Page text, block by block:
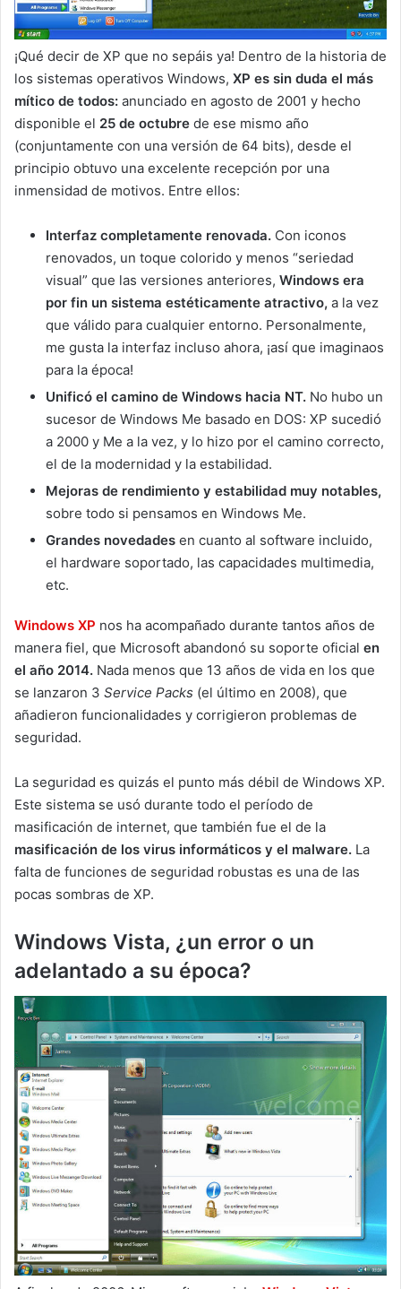
¡Qué decir de XP que no sepáis ya! Dentro de la historia de
los sistemas operativos Windows, XP es sin duda el más
mítico de todos: anunciado en agosto de 2001 y hecho
disponible el 25 de octubre de ese mismo año
(conjuntamente con una versión de 64 bits), desde el
principio obtuvo una excelente recepción por una
inmensidad de motivos. Entre ellos:
Interfaz completamente renovada. Con iconos
renovados, un toque colorido y menos “seriedad
visual” que las versiones anteriores, Windows era
por fin un sistema estéticamente atractivo, a la vez
que válido para cualquier entorno. Personalmente,
me gusta la interfaz incluso ahora, ¡así que imaginaos
para la época!
Unificó el camino de Windows hacia NT. No hubo un
sucesor de Windows Me basado en DOS: XP sucedió
a 2000 y Me a la vez, y lo hizo por el camino correcto,
el de la modernidad y la estabilidad.
Mejoras de rendimiento y estabilidad muy notables,
sobre todo si pensamos en Windows Me.
Grandes novedades en cuanto al software incluido,
el hardware soportado, las capacidades multimedia,
etc.
Windows XP nos ha acompañado durante tantos años de
manera fiel, que Microsoft abandonó su soporte oficial en
el año 2014. Nada menos que 13 años de vida en los que
se lanzaron 3 Service Packs (el último en 2008), que
añadieron funcionalidades y corrigieron problemas de
seguridad.
La seguridad es quizás el punto más débil de Windows XP.
Este sistema se usó durante todo el período de
masificación de internet, que también fue el de la
masificación de los virus informáticos y el malware. La
falta de funciones de seguridad robustas es una de las
pocas sombras de XP.
Windows Vista, ¿un error o un
adelantado a su época?